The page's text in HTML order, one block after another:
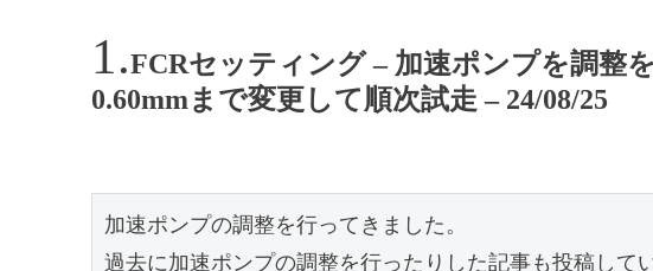
FCRセッティング – 加速ポンプを調整
0.60mmまで変更して順次試走 – 24/08/25
加速ポンプの調整を行ってきました。
過去に加速ポンプの調整を行ったりした記事も投稿して